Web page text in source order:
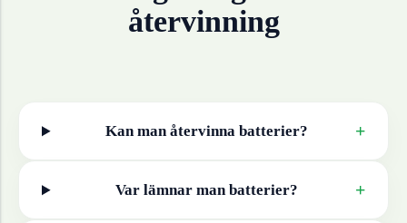
återvinning
Kan man återvinna batterier? +
Var lämnar man batterier? +